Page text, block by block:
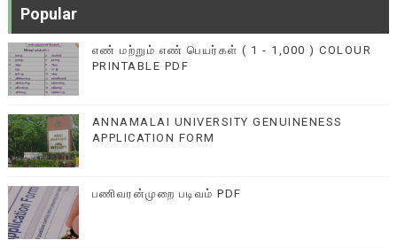
Popular
எண் மற்றும் எண் பெயர்கள் ( 1 - 1,000 ) COLOUR
PRINTABLE PDF
ANNAMALAI UNIVERSITY GENUINENESS
APPLICATION FORM
பணிவரன்முறை படிவம் PDF